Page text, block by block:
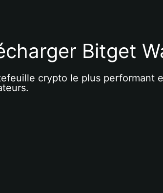
Bitget
crypto le plus performant